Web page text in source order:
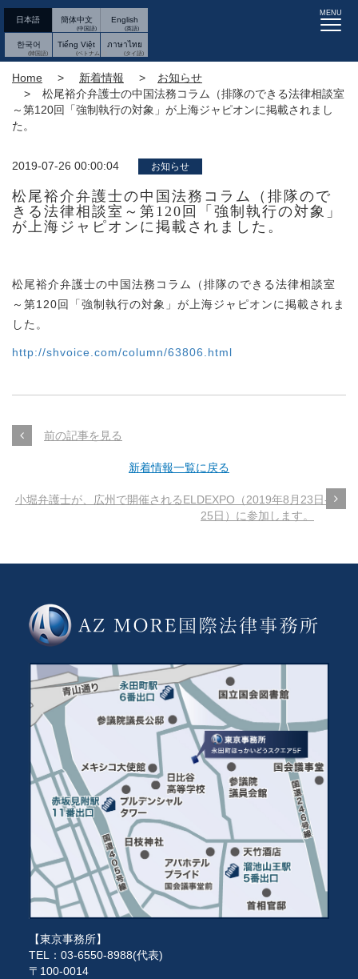
日本語 簡体中文 English
한국어 Tiếng Việt ภาษาไทย
MENU
Home 新着情報
お知らせ
松尾裕介弁護士の中国法務コラム（排隊のできる法律相談室
～第120回「強制執行の対象」が上海ジャピオンに掲載されまし
た。
2019-07-26 00:00:04 お知らせ
松尾裕介弁護士の中国法務コラム（排隊ので
きる法律相談室～第120回「強制執行の対象」
が上海ジャピオンに掲載されました。
松尾裕介弁護士の中国法務コラム（排隊のできる法律相談室
～第120回「強制執行の対象」が上海ジャピオンに掲載されま
した。
http://shvoice.com/column/63806.html
前の記事を見る
新着情報一覧に戻る
小堀弁護士が、広州で開催されるELDEXPO（2019年8月23日-8月
25日）に参加します。
【東京事務所】
TEL：03-6550-8988(代表)
〒100-0014